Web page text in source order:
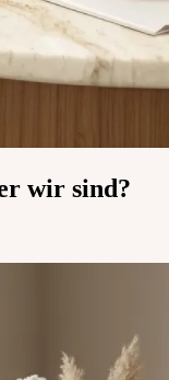
wir sind?